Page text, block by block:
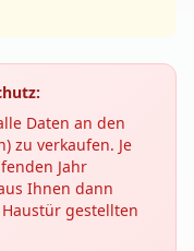
Daten an den
zu verkaufen. Je
Jahr
Ihnen dann
gestellten